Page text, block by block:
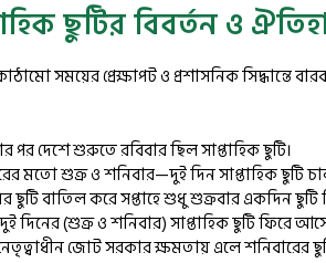
ছুটির বিবর্তন ও
সময়ের প্রেক্ষাপট ও প্রশাসনিক সিদ্ধান্তে
পর দেশে শুরুতে রবিবার ছিল সাপ্তাহিক ছুটি।
মতো শুক্র ও শনিবার—দুই দিন সাপ্তাহিক ছুটি
ছুটি বাতিল করে সপ্তাহে শুধু শুক্রবার একদিন ছুটি
দিনের (শুক্র ও শনিবার) সাপ্তাহিক ছুটি ফিরে
জোট সরকার ক্ষমতায় এলে শনিবারের